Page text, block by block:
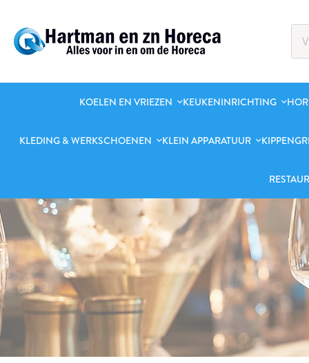
KOELEN EN VRIEZEN KEUKENINRICHTING
KLEDING & WERKSCHOENEN KLEIN APPARATUUR